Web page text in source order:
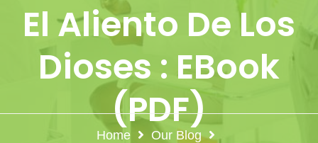
El Aliento De Los
Dioses : EBook
(PDF)
Home
Our Blog